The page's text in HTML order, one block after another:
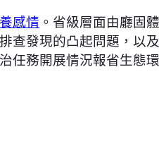
感情 。省級層面由廳固
查發現的凸起問題，以
任務開展情況報省生態